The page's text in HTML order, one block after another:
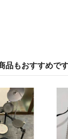
品もおすすめで